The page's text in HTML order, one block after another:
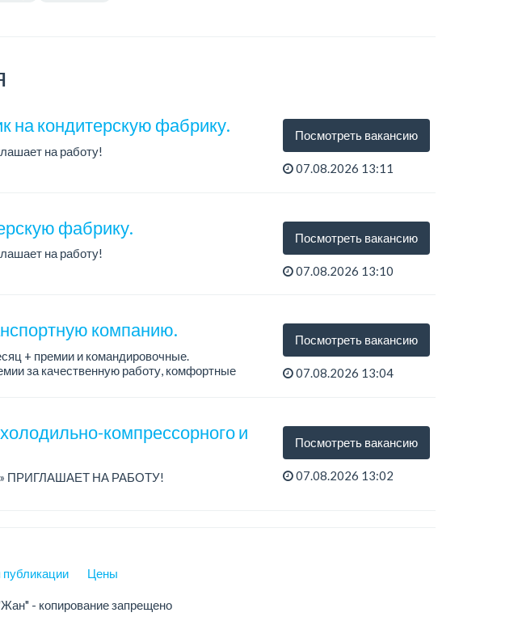
на кондитерскую фабрику.
на работу!
Посмотреть вакансию
07.08.2026 13:11
фабрику.
на работу!
Посмотреть вакансию
07.08.2026 13:10
компанию.
+ премии и командировочные.
за качественную работу, комфортные
Посмотреть вакансию
07.08.2026 13:04
компрессорного и
ПРИГЛАШАЕТ НА РАБОТУ!
Посмотреть вакансию
07.08.2026 13:02
Цены
- копирование запрещено